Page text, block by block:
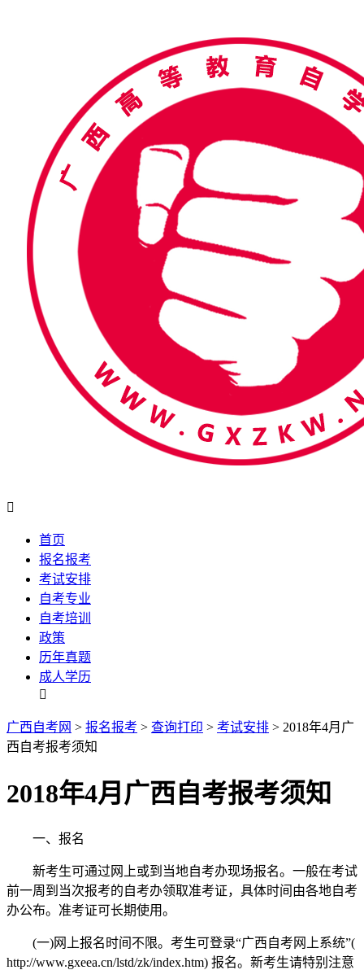

首页
报名报考
考试安排
自考专业
自考培训
政策
历年真题
成人学历

广西自考网 > 报名报考 > 查询打印 > 考试安排 > 2018年4月广
西自考报考须知
2018年4月广西自考报考须知
一、报名
新考生可通过网上或到当地自考办现场报名。一般在考试
前一周到当次报考的自考办领取准考证，具体时间由各地自考
办公布。准考证可长期使用。
(一)网上报名时间不限。考生可登录“广西自考网上系统”(
http://www.gxeea.cn/lstd/zk/index.htm) 报名。新考生请特别注意